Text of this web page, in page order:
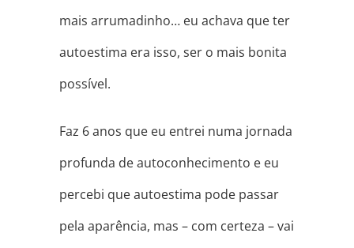
mais arrumadinho… eu achava que ter
autoestima era isso, ser o mais bonita
possível.
Faz 6 anos que eu entrei numa jornada
profunda de autoconhecimento e eu
percebi que autoestima pode passar
pela aparência, mas – com certeza – vai